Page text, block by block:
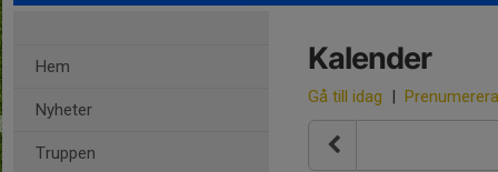
Hem
Nyheter
Truppen
Kalender
Gå till idag | Prenumerera